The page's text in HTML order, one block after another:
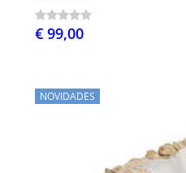
€ 99,00
NOVIDADES